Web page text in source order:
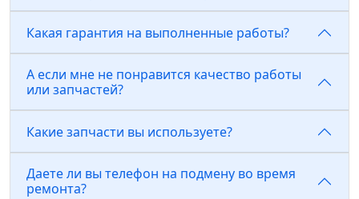
Какая гарантия на выполненные работы?
А если мне не понравится качество работы
или запчастей?
Какие запчасти вы используете?
Даете ли вы телефон на подмену во время
ремонта?